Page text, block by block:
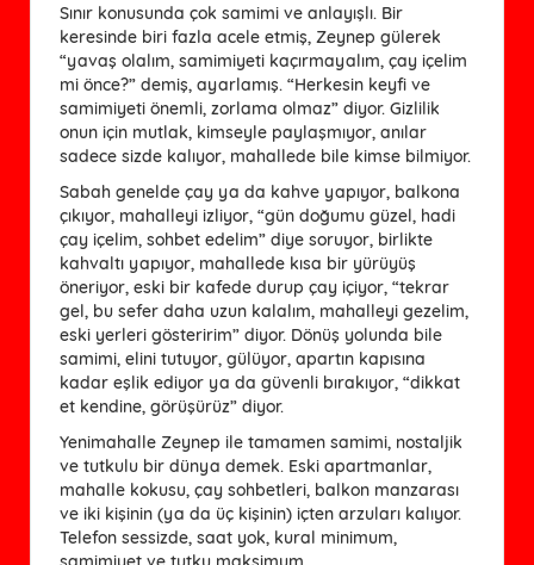
Sınır konusunda çok samimi ve anlayışlı. Bir
keresinde biri fazla acele etmiş, Zeynep gülerek
“yavaş olalım, samimiyeti kaçırmayalım, çay içelim
mi önce?” demiş, ayarlamış. “Herkesin keyfi ve
samimiyeti önemli, zorlama olmaz” diyor. Gizlilik
onun için mutlak, kimseyle paylaşmıyor, anılar
sadece sizde kalıyor, mahallede bile kimse bilmiyor.
Sabah genelde çay ya da kahve yapıyor, balkona
çıkıyor, mahalleyi izliyor, “gün doğumu güzel, hadi
çay içelim, sohbet edelim” diye soruyor, birlikte
kahvaltı yapıyor, mahallede kısa bir yürüyüş
öneriyor, eski bir kafede durup çay içiyor, “tekrar
gel, bu sefer daha uzun kalalım, mahalleyi gezelim,
eski yerleri gösteririm” diyor. Dönüş yolunda bile
samimi, elini tutuyor, gülüyor, apartın kapısına
kadar eşlik ediyor ya da güvenli bırakıyor, “dikkat
et kendine, görüşürüz” diyor.
Yenimahalle Zeynep ile tamamen samimi, nostaljik
ve tutkulu bir dünya demek. Eski apartmanlar,
mahalle kokusu, çay sohbetleri, balkon manzarası
ve iki kişinin (ya da üç kişinin) içten arzuları kalıyor.
Telefon sessizde, saat yok, kural minimum,